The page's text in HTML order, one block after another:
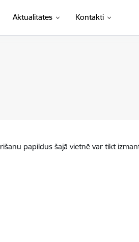
Aktualitātes Kontakti
papildus šajā vietnē var tikt